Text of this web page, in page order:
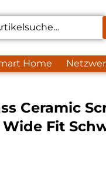
Home
Ceramic
Wide Fit